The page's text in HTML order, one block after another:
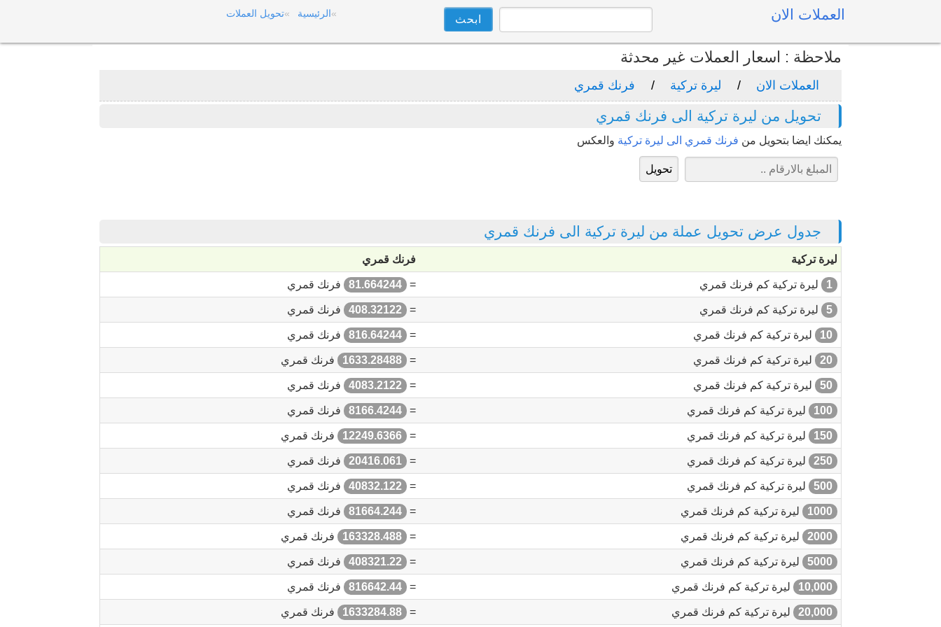
العملات الان الرئيسية تحويل العملات
ملاحظة : اسعار العملات غير محدثة
العملات الان ليرة تركية فرنك قمري
تحويل من ليرة تركية الى فرنك قمري
يمكنك ايضا بتحويل من فرنك قمري الى ليرة تركية والعكس
جدول عرض تحويل عملة من ليرة تركية الى فرنك قمري
ليرة تركية فرنك قمري
1 ليرة تركية كم فرنك قمري =
81.664244 فرنك قمري
5 ليرة تركية كم فرنك قمري =
408.32122 فرنك قمري
10 ليرة تركية كم فرنك قمري =
816.64244 فرنك قمري
20 ليرة تركية كم فرنك قمري =
1633.28488 فرنك قمري
50 ليرة تركية كم فرنك قمري =
4083.2122 فرنك قمري
100 ليرة تركية كم فرنك قمري =
8166.4244 فرنك قمري
150 ليرة تركية كم فرنك قمري =
12249.6366 فرنك قمري
250 ليرة تركية كم فرنك قمري =
20416.061 فرنك قمري
500 ليرة تركية كم فرنك قمري =
40832.122 فرنك قمري
1000 ليرة تركية كم فرنك قمري =
81664.244 فرنك قمري
2000 ليرة تركية كم فرنك قمري =
163328.488 فرنك قمري
5000 ليرة تركية كم فرنك قمري =
408321.22 فرنك قمري
10,000 ليرة تركية كم فرنك قمري =
816642.44 فرنك قمري
20,000 ليرة تركية كم فرنك قمري =
1633284.88 فرنك قمري